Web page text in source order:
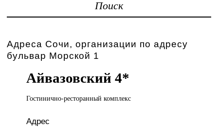
Поиск
Адреса Сочи, организации по адресу
бульвар Морской 1
Айвазовский 4*
Гостинично-ресторанный комплекс
Адрес